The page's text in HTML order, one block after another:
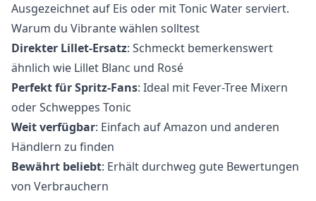
Ausgezeichnet auf Eis oder mit Tonic Water serviert.
Warum du Vibrante wählen solltest
Direkter Lillet-Ersatz: Schmeckt bemerkenswert
ähnlich wie Lillet Blanc und Rosé
Perfekt für Spritz-Fans: Ideal mit Fever-Tree Mixern
oderSchweppes Tonic
Weit verfügbar: Einfach auf Amazon und anderen
Händlern zu finden
Bewährt beliebt: Erhält durchweg gute Bewertungen
von Verbrauchern